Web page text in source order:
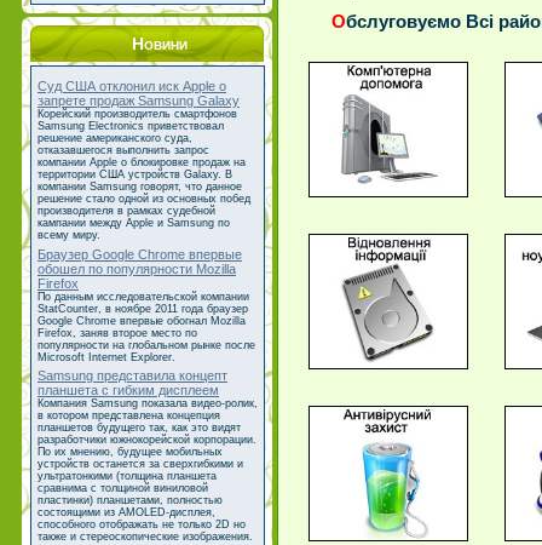
Новини
Суд США отклонил иск Apple о
запрете продаж Samsung Galaxy
Корейский производитель смартфонов
Samsung Electronics приветствовал
решение американского суда,
отказавшегося выполнить запрос
компании Apple о блокировке продаж на
территории США устройств Galaxy. В
компании Samsung говорят, что данное
решение стало одной из основных побед
производителя в рамках судебной
кампании между Apple и Samsung по
всему миру.
Браузер Google Chrome впервые
обошел по популярности Mozilla
Firefox
По данным исследовательской компании
StatCounter, в ноябре 2011 года браузер
Google Chrome впервые обогнал Mozilla
Firefox, заняв второе место по
популярности на глобальном рынке после
Microsoft Internet Explorer.
Samsung представила концепт
планшета с гибким дисплеем
Компания Samsung показала видео-ролик,
в котором представлена концепция
планшетов будущего так, как это видят
разработчики южнокорейской корпорации.
По их мнению, будущее мобильных
устройств останется за сверхгибкими и
ультратонкими (толщина планшета
сравнима с толщиной виниловой
пластинки) планшетами, полностью
состоящими из AMOLED-дисплея,
способного отображать не только 2D но
также и стереоскопические изображения.
Обслуговуємо Всі